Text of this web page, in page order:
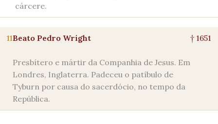
cárcere.
11Beato Pedro Wright
Presbítero e mártir da Companhia de Jesus. Em
Londres, Inglaterra. Padeceu o patíbulo de
Tyburn por causa do sacerdócio, no tempo da
República.
† 1651